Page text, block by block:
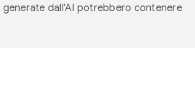
dall'AI potrebbero contenere